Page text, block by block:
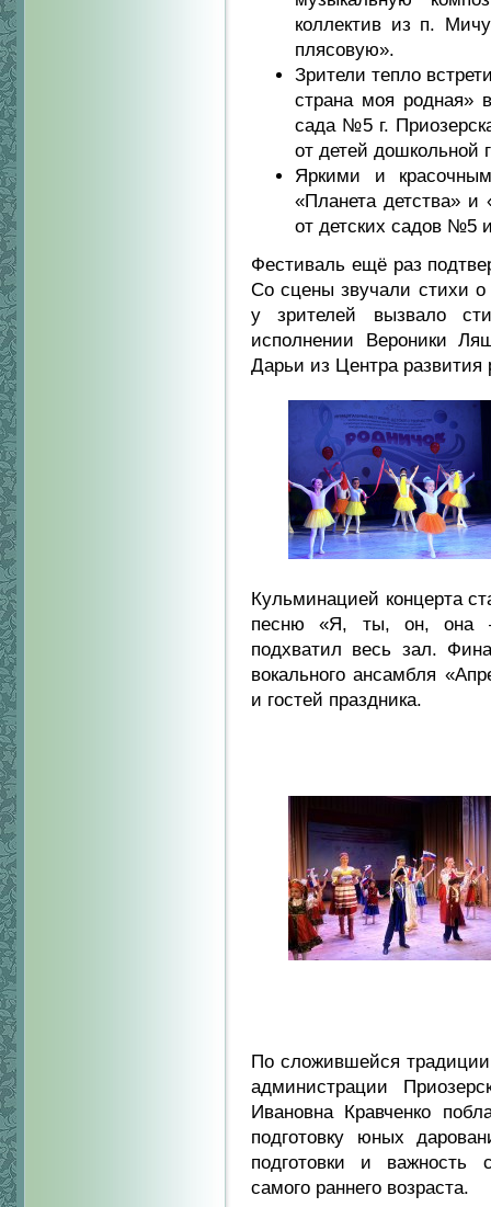
коллектив из п.
плясовую».
Зрители тепло
страна моя родная»
сада №5 г.
от детей
Яркими и
«Планета детства»
от детских садов №5
Фестиваль ещё раз
Со сцены звучали стихи
у зрителей вызвало
исполнении Вероники
Дарьи из Центра развития
Кульминацией концерта
песню «Я, ты, он, она
подхватил весь зал.
вокального ансамбля
и гостей праздника.
По сложившейся
администрации
Ивановна Кравченко
подготовку юных
подготовки и важность
самого раннего возраста.